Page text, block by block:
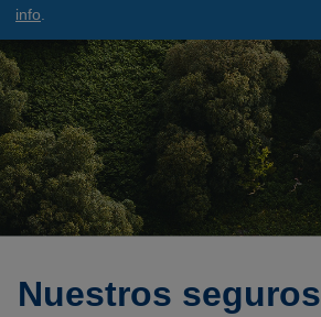
info
Nuestros seguros